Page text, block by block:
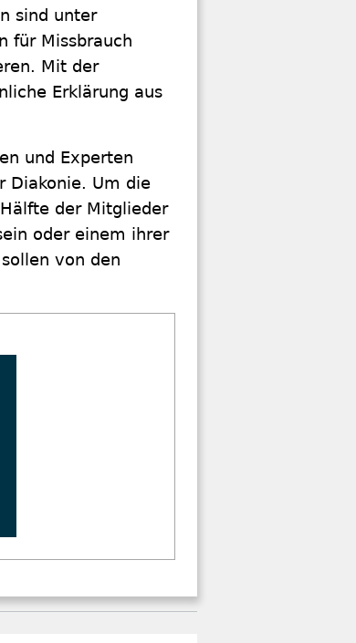
sind unter
für Missbrauch
Mit der
Erklärung aus
und Experten
Diakonie. Um die
der Mitglieder
oder einem ihrer
von den